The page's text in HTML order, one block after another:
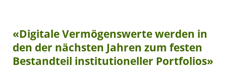
«Digitale Vermögenswerte werden in
den der nächsten Jahren zum festen
Bestandteil institutioneller Portfolios»